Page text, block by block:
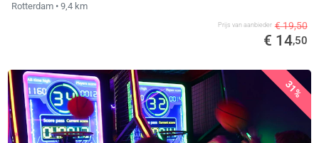
Rotterdam • 9,4 km
Prijs van aanbieder € 19,50
€ 14,50
31%